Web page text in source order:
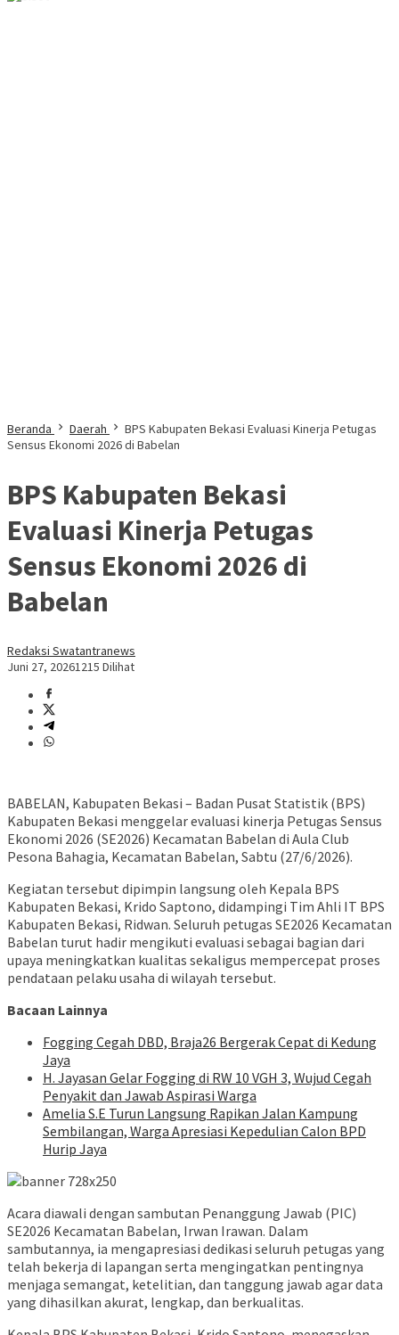
Beranda Daerah
BPS Kabupaten Bekasi Evaluasi Kinerja Petugas
Sensus Ekonomi 2026 di Babelan
BPS Kabupaten Bekasi
Evaluasi Kinerja Petugas
Sensus Ekonomi 2026 di
Babelan
Redaksi Swatantranews
Juni 27, 20261215 Dilihat
BABELAN, Kabupaten Bekasi – Badan Pusat Statistik (BPS)
Kabupaten Bekasi menggelar evaluasi kinerja Petugas Sensus
Ekonomi 2026 (SE2026) Kecamatan Babelan di Aula Club
Pesona Bahagia, Kecamatan Babelan, Sabtu (27/6/2026).
Kegiatan tersebut dipimpin langsung oleh Kepala BPS
Kabupaten Bekasi, Krido Saptono, didampingi Tim Ahli IT BPS
Kabupaten Bekasi, Ridwan. Seluruh petugas SE2026 Kecamatan
Babelan turut hadir mengikuti evaluasi sebagai bagian dari
upaya meningkatkan kualitas sekaligus mempercepat proses
pendataan pelaku usaha di wilayah tersebut.
Bacaan Lainnya
Fogging Cegah DBD, Braja26 Bergerak Cepat di Kedung
Jaya
H. Jayasan Gelar Fogging di RW 10 VGH 3, Wujud Cegah
Penyakit dan Jawab Aspirasi Warga
Amelia S.E Turun Langsung Rapikan Jalan Kampung
Sembilangan, Warga Apresiasi Kepedulian Calon BPD
Hurip Jaya
Acara diawali dengan sambutan Penanggung Jawab (PIC)
SE2026 Kecamatan Babelan, Irwan Irawan. Dalam
sambutannya, ia mengapresiasi dedikasi seluruh petugas yang
telah bekerja di lapangan serta mengingatkan pentingnya
menjaga semangat, ketelitian, dan tanggung jawab agar data
yang dihasilkan akurat, lengkap, dan berkualitas.